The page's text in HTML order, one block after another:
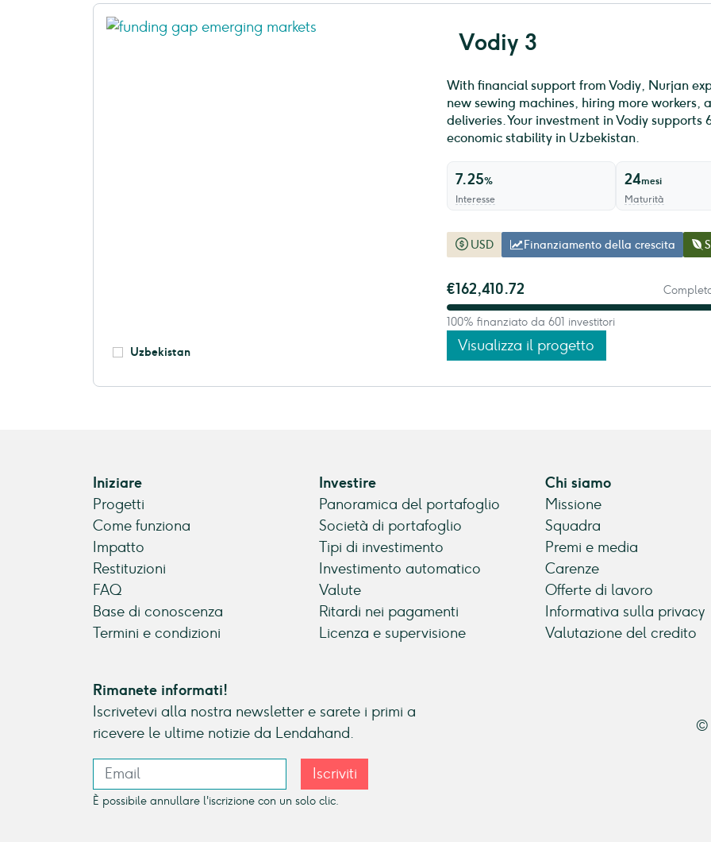
Uzbekistan
Vodiy 3
With financial support from Vodiy, Nurjan
new sewing machines, hiring more workers,
deliveries. Your investment in Vodiy
economic stability in Uzbekistan.
7.25%
Interesse
24mesi
Maturità
USD Finanziamento della crescita
€162,410.72
100% finanziato da 601 investitori
Visualizza il progetto
Iniziare
Progetti
Come funziona
Impatto
Restituzioni
FAQ
Base di conoscenza
Termini e condizioni
Investire
Panoramica del portafoglio
Società di portafoglio
Tipi di investimento
Investimento automatico
Valute
Ritardi nei pagamenti
Licenza e supervisione
Chi siamo
Missione
Squadra
Premi e media
Carenze
Offerte di lavoro
Informativa sulla privacy
Valutazione del credito
Rimanete informati!
Iscrivetevi alla nostra newsletter e sarete i primi a
ricevere le ultime notizie da Lendahand.
Iscriviti
È possibile annullare l'iscrizione con un solo clic.
©